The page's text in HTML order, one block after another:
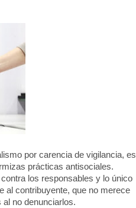
por carencia de vigilancia, es
prácticas antisociales.
los responsables y lo único
al contribuyente, que no merece
no denunciarlos.